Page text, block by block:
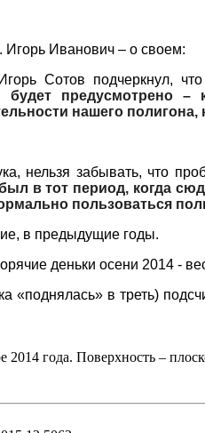
Иванович – о своем:
Сотов подчеркнул,
предусмотрено –
нашего полигона,
нельзя забывать, что
в тот период, когда
пользоваться
в предыдущие годы.
деньки осени 2014 -
«поднялась» в треть)
2014 года. Поверхность –